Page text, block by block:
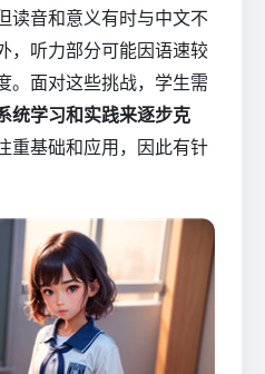
读音和意义有时与中文不
，听力部分可能因语速较
。面对这些挑战，学生需
统学习和实践来逐步克
重基础和应用，因此有针